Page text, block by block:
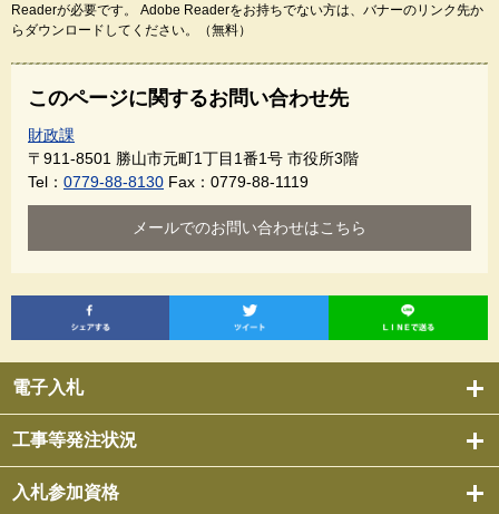
電子入札
工事等発注状況
入札参加資格
Readerが必要です。
Adobe Readerをお持ちでない方は、バナーのリンク先か
らダウンロードしてください。（無料）
このページに関するお問い合わせ先
財政課
〒911-8501 勝山市元町1丁目1番1号 市役所3階
Tel： 0779-88-8130 Fax：0779-88-1119
メールでのお問い合わせはこちら